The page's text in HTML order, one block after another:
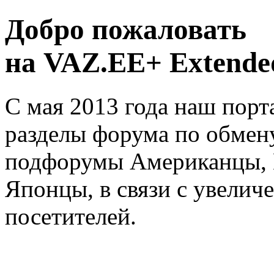
Добро пожаловать
на VAZ.EE+
С мая 2013 года наш
разделы форума по
подфорумы
Японцы, в связи с
посетителей.